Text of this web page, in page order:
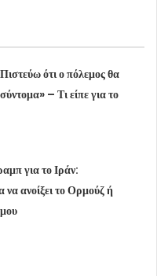
ότι ο πόλεμος θα
– Τι είπε για το
για το Ιράν:
ανοίξει το Ορμούζ ή